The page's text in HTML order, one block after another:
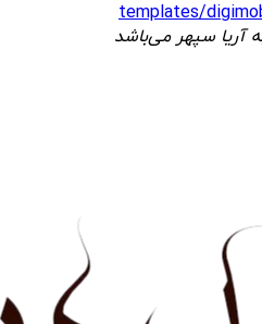
templates/
آریا سپهر می‌باشد